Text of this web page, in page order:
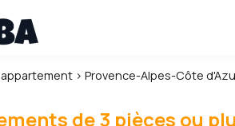
appartement ›Provence-Alpes-Côte
de 3 pièces ou